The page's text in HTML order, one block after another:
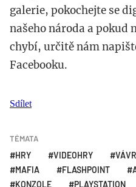
galerie, pokochejte se
našeho národa a pokud
chybí, určitě nám
Facebooku.
Sdílet
TÉMATA
HRY VIDEOHRY
MAFIA
FLASHPOINT
KONZOLE
PLAYSTATION